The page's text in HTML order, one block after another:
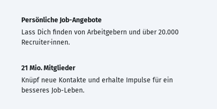
Persönliche Job-Angebote
Lass Dich finden von Arbeitgebern und über 20.000
Recruiter·innen.
21 Mio. Mitglieder
Knüpf neue Kontakte und erhalte Impulse für ein
besseres Job-Leben.